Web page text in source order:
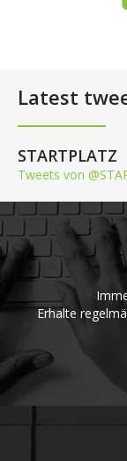
Latest
STARTPLATZ
Tweets von
Erhalte